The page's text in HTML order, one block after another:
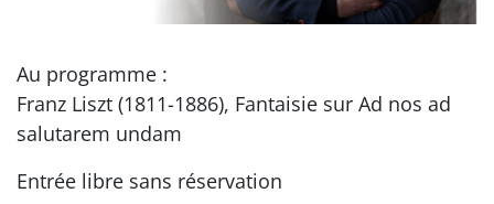
Au programme :
Franz Liszt (1811-1886), Fantaisie sur Ad nos ad
salutarem undam
Entrée libre sans réservation